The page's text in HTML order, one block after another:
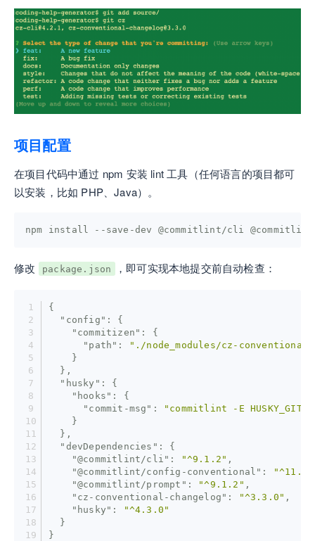
项目配置
在项目代码中通过 npm 安装 lint 工具（任何语言的项目都可
以安装，比如 PHP、Java）。
npm install --save-dev @commitlint/cli
修改 package.json ，即可实现本地提交前自动检查：
{
"config" : {
"commitizen" : {
"path" :
"./node_modules/cz-conventional-
    }
  },
"husky" : {
"hooks" : {
"commit-msg" :
"commitlint -E
    }
  },
"devDependencies" : {
"@commitlint/cli" : "^9.1.2" ,
"@commitlint/config-conventional" :
"@commitlint/prompt" : "^9.1.2" ,
"cz-conventional-changelog" : "^3.3.0" ,
"husky" :
"^4.3.0"
  }
}